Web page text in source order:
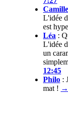
Camille
L'idée
est
Léa :
L'idée
un
12:45
Philo :
mat ! →